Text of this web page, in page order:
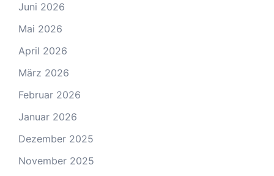
Juni 2026
Mai 2026
April 2026
März 2026
Februar 2026
Januar 2026
Dezember 2025
November 2025